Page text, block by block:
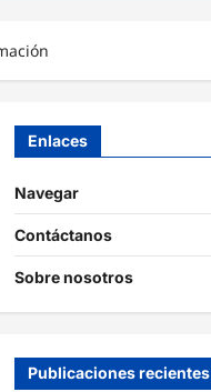
Enlaces
Navegar
Contáctanos
Sobre nosotros
Publicaciones recientes